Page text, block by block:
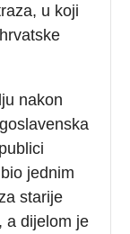
u koji
nakon
jednim
starije
a dijelom je